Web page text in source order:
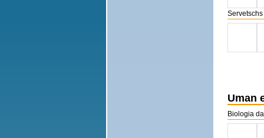
Servetschs
Uman
Biologia